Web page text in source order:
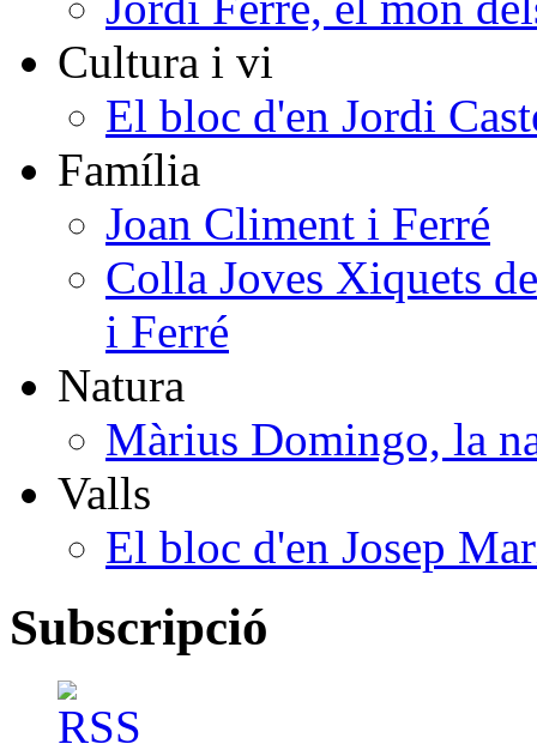
Cultura i vi
El bloc d'en Jordi
Família
Joan Climent i Ferré
Colla Joves Xiquets
i Ferré
Natura
Màrius Domingo, la
Valls
El bloc d'en Josep
Subscripció